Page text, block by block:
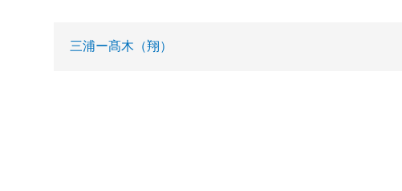
三浦ー髙木（翔）